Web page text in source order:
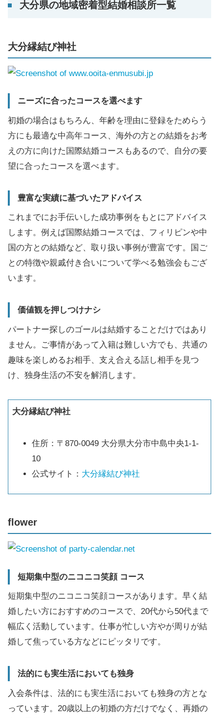
大分県の地域密着型結婚相談所一覧
大分縁結び神社
ニーズに合ったコースを選べます
初婚の場合はもちろん、年齢を理由に登録をためらう
方にも最適な中高年コース、海外の方との結婚をお考
えの方に向けた国際結婚コースもあるので、自分の要
望に合ったコースを選べます。
豊富な実績に基づいたアドバイス
これまでにお手伝いした成功事例をもとにアドバイス
します。例えば国際結婚コースでは、フィリピンや中
国の方との結婚など、取り扱い事例が豊富です。国ご
との特徴や親戚付き合いについて学べる勉強会もござ
います。
価値観を押しつけナシ
パートナー探しのゴールは結婚することだけではあり
ません。ご事情があって入籍は難しい方でも、共通の
趣味を楽しめるお相手、支え合える話し相手を見つ
け、独身生活の不安を解消します。
大分縁結び神社
住所：〒870-0049 大分県大分市中島中央1-1-
10
公式サイト： 大分縁結び神社
flower
短期集中型のニコニコ笑顔 コース
短期集中型のニコニコ笑顔コースがあります。早く結
婚したい方におすすめのコースで、20代から50代まで
幅広く活動しています。仕事が忙しい方やが周りが結
婚して焦っている方などにピッタリです。
法的にも実生活においても独身
入会条件は、法的にも実生活においても独身の方とな
っています。20歳以上の初婚の方だけでなく、再婚の